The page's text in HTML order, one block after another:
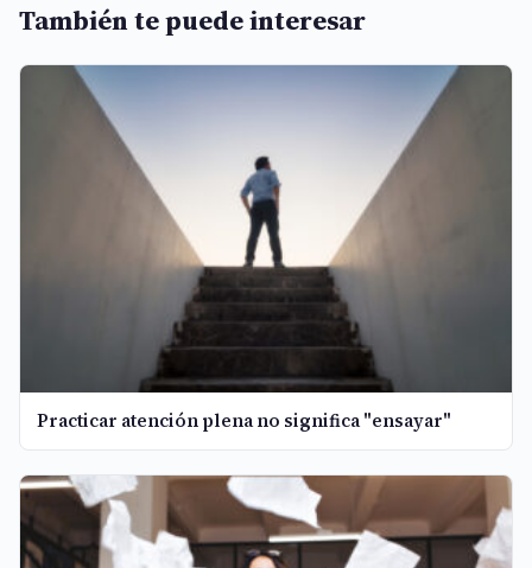
También te puede interesar
Practicar atención plena no significa "ensayar"